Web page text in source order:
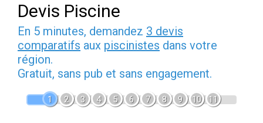
Devis Piscine
En 5 minutes, demandez 3 devis
comparatifs aux piscinistes dans votre
région.
Gratuit, sans pub et sans engagement.
1 2 3 4 5 6 7 8 9 10 11